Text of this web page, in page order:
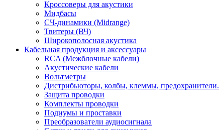
Кроссоверы для акустики
Мидбасы
СЧ-динамики (Midrange)
Твитеры (ВЧ)
Широкополосная акустика
Кабельная продукция и аксессуары
RCA (Межблочные кабели)
Акустические кабели
Вольтметры
Дистрибьюторы, колбы, клеммы, предохранители.
Защита проводки
Комплекты проводки
Подиумы и проставки
Преобразователи аудиосигнала